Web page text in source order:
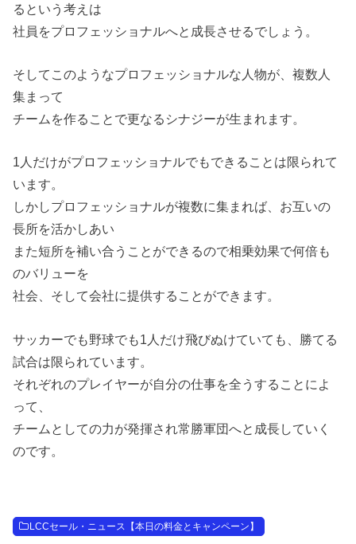
るという考えは
社員をプロフェッショナルへと成長させるでしょう。
そしてこのようなプロフェッショナルな人物が、複数人
集まって
チームを作ることで更なるシナジーが生まれます。
1人だけがプロフェッショナルでもできることは限られて
います。
しかしプロフェッショナルが複数に集まれば、お互いの
長所を活かしあい
また短所を補い合うことができるので相乗効果で何倍も
のバリューを
社会、そして会社に提供することができます。
サッカーでも野球でも1人だけ飛びぬけていても、勝てる
試合は限られています。
それぞれのプレイヤーが自分の仕事を全うすることによ
って、
チームとしての力が発揮され常勝軍団へと成長していく
のです。
LCCセール・ニュース【本日の料金とキャンペーン】